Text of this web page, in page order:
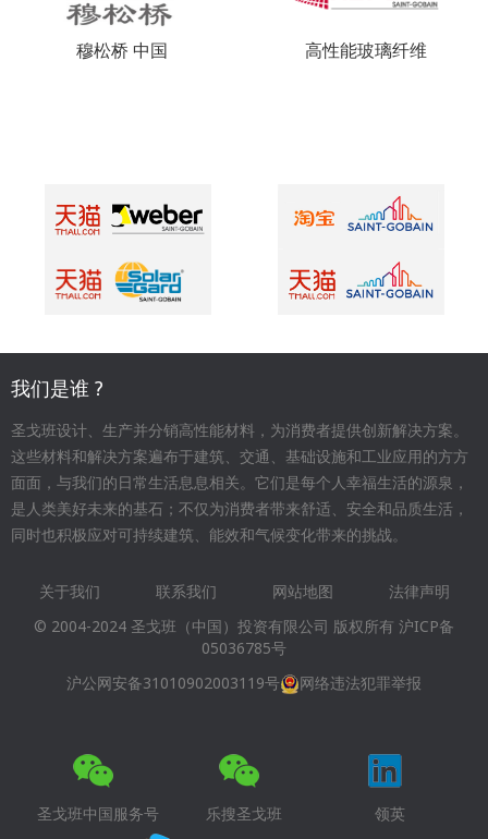
穆松桥 中国 高性能玻璃纤维
我们是谁 ?
圣戈班设计、生产并分销高性能材料，为消费者提供创新解决方案。
这些材料和解决方案遍布于建筑、交通、基础设施和工业应用的方方
面面，与我们的日常生活息息相关。它们是每个人幸福生活的源泉，
是人类美好未来的基石；不仅为消费者带来舒适、安全和品质生活，
同时也积极应对可持续建筑、能效和气候变化带来的挑战。
Footer
menu
关于我们 联系我们 网站地图
法律声明
© 2004-2024 圣戈班（中国）投资有限公司 版权所有 沪ICP备
05036785号
沪公网安备31010902003119号
网络违法犯罪举报
圣戈班中国服务号 乐搜圣戈班 领英